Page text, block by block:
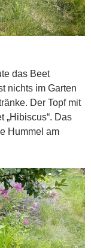
das Beet
nichts im Garten
Der Topf mit
„Hibiscus“. Das
Hummel am